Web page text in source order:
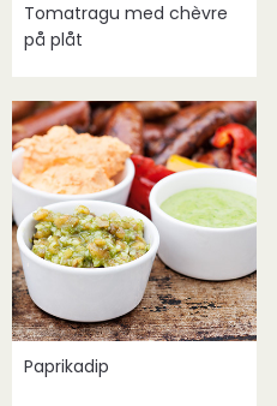
Tomatragu med chèvre
på plåt
Paprikadip